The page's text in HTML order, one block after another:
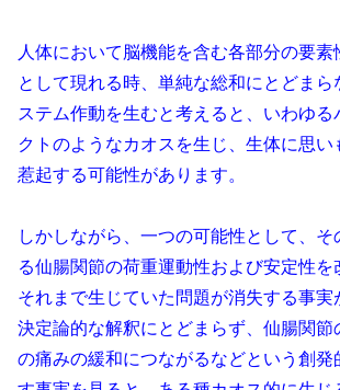
人体において脳機能を含む各部分の要
として現れる時、単純な総和にとどまら
ステム作動を生むと考えると、いわゆる
クトのようなカオスを生じ、生体に思い
惹起する可能性があります。
しかしながら、一つの可能性として、そ
る仙腸関節の荷重運動性および安定性を
それまで生じていた問題が消失する事実
決定論的な解釈にとどまらず、仙腸関節
の痛みの緩和につながるなどという創発